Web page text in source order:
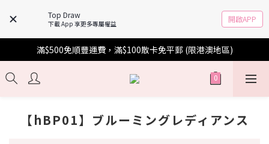
Top Draw
下載 App 享更多專屬權益 開啟APP
滿$500免順豐運費，滿$100散卡免平郵 (限港澳地區)
【hBP01】ブルーミングレディアンス